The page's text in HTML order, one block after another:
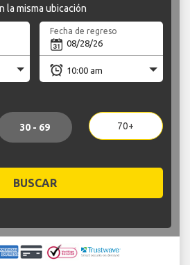
la misma ubicación
Fecha de regreso
30 - 69 70+
BUSCAR